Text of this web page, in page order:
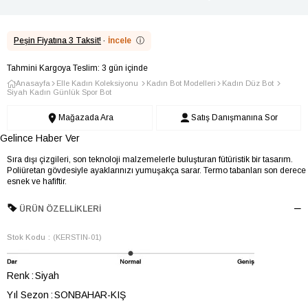
Peşin Fiyatına 3 Taksit! · İncele ⓘ
Tahmini Kargoya Teslim: 3 gün içinde
Anasayfa Elle Kadın Koleksiyonu Kadın Bot Modelleri
Kadın Düz Bot
Siyah Kadın Günlük Spor Bot
Mağazada Ara Satış Danışmanına Sor
Gelince Haber Ver
Sıra dışı çizgileri, son teknoloji malzemelerle buluşturan fütüristik bir tasarım.
Poliüretan gövdesiyle ayaklarınızı yumuşakça sarar. Termo tabanları son derece
esnek ve hafiftir.
ÜRÜN ÖZELLIKLERI
Stok Kodu (KERSTIN-01)
Renk Siyah
Yıl Sezon SONBAHAR-KIŞ